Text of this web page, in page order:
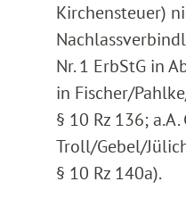
Kirchensteuer)
Nr. 1 ErbStG in
in Fischer/
§ 10 Rz 136;
Troll/Gebel/
§ 10 Rz 140a).